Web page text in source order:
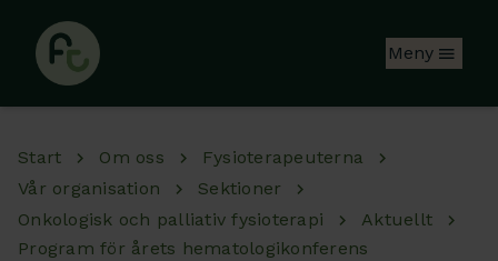
Meny
Start Om oss
Fysioterapeuterna
Vår organisation
Sektioner
Onkologisk och palliativ fysioterapi
Aktuellt
Program för årets hematologikonferens